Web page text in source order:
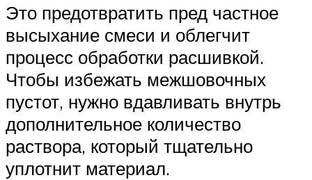
Это предотвратить пред частное
высыхание смеси и облегчит
процесс обработки расшивкой.
Чтобы избежать межшовочных
пустот, нужно вдавливать внутрь
дополнительное количество
раствора, который тщательно
уплотнит материал.